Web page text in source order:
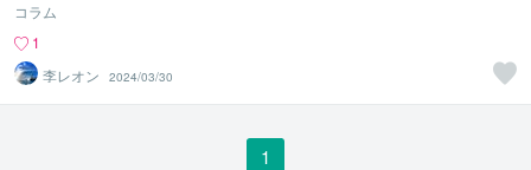
コラム
1
李レオン
2024/03/30
1